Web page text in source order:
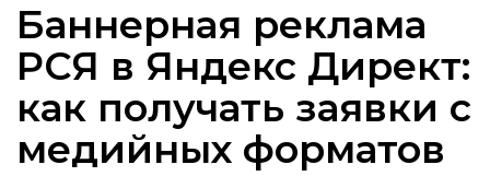
Баннерная реклама
РСЯ в Яндекс Директ:
как получать заявки с
медийных форматов